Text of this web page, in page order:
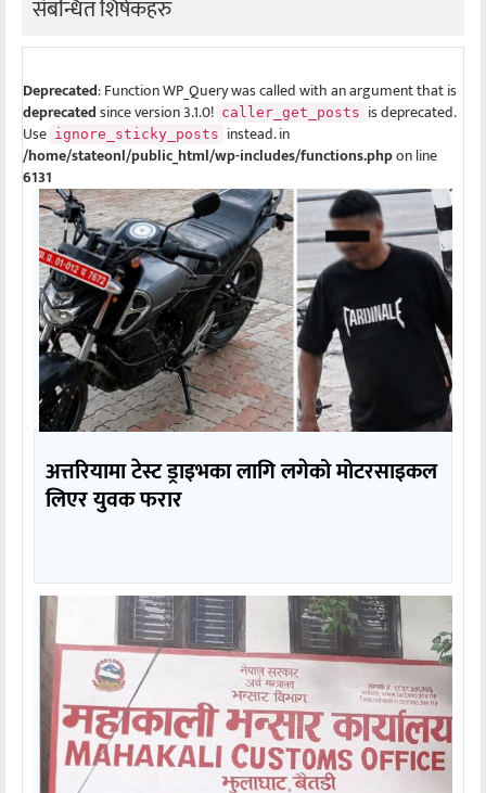
संबन्धित शिर्षकहरु
Deprecated: Function WP_Query was called with an argument that is
deprecatedsince version 3.1.0! caller_get_posts is deprecated.
Use ignore_sticky_posts instead. in
/home/stateonl/public_html/wp-includes/functions.phpon line
6131
अत्तरियामा टेस्ट ड्राइभका लागि लगेको मोटरसाइकल
लिएर युवक फरार